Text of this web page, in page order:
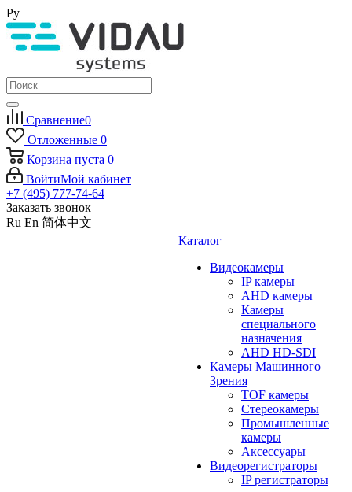
Ру
Сравнение0
Отложенные 0
Корзина пуста 0
ВойтиМой кабинет
+7 (495) 777-74-64
Заказать звонок
Ru En 简体中文
Каталог
Видеокамеры
IP камеры
AHD камеры
Камеры
специального
назначения
AHD HD-SDI
Камеры Машинного
Зрения
TOF камеры
Стереокамеры
Промышленные
камеры
Аксессуары
Видеорегистраторы
IP регистраторы